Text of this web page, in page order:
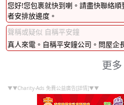
您好!您包裹就快到喇。請盡快聯絡
者安排放邊度。
聲稱或疑似 自稱平安鐘
真人來電。自稱平安鐘公司。問屋企
更多
▼▼Charity-Ads 免費公益廣告[詳情]▼▼